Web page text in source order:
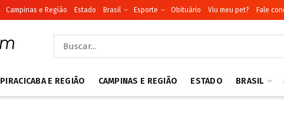
Campinas e Região Estado Brasil Esporte Obituário Viu meu pet? Fale
PIRACICABA E REGIÃO CAMPINAS E REGIÃO ESTADO BRASIL